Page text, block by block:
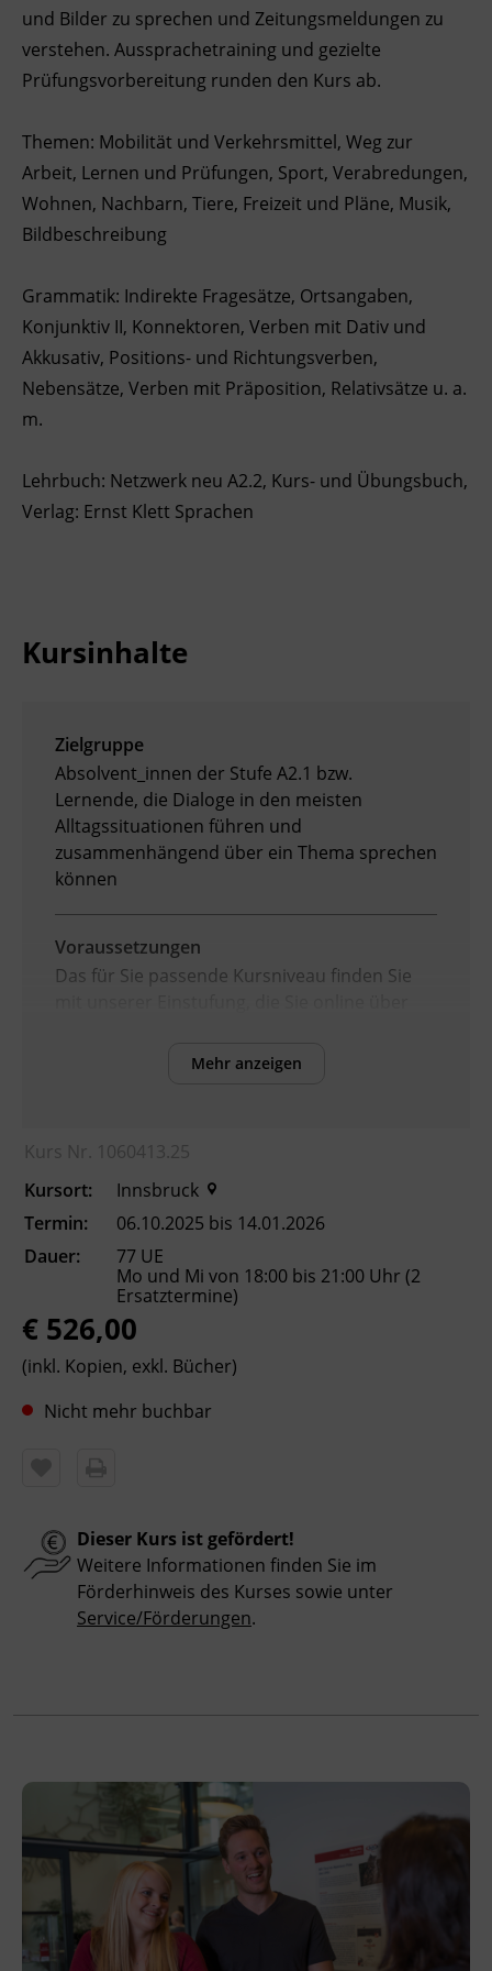
Ingenieurzertifizierung
BFI Reutte
BFI Schwaz
und Bilder zu sprechen und Zeitungsmeldungen zu
verstehen. Aussprachetraining und gezielte
Prüfungsvorbereitung runden den Kurs ab.
Themen: Mobilität und Verkehrsmittel, Weg zur
Arbeit, Lernen und Prüfungen, Sport, Verabredungen,
Wohnen, Nachbarn, Tiere, Freizeit und Pläne, Musik,
Bildbeschreibung
Grammatik: Indirekte Fragesätze, Ortsangaben,
Konjunktiv II, Konnektoren, Verben mit Dativ und
Akkusativ, Positions- und Richtungsverben,
Nebensätze, Verben mit Präposition, Relativsätze u. a.
m.
Lehrbuch: Netzwerk neu A2.2, Kurs- und Übungsbuch,
Verlag: Ernst Klett Sprachen
Kursinhalte
Zielgruppe
Absolvent_innen der Stufe A2.1 bzw.
Lernende, die Dialoge in den meisten
Alltagssituationen führen und
zusammenhängend über ein Thema sprechen
können
Voraussetzungen
Das für Sie passende Kursniveau finden Sie
sowie Erhöhung der Chancen am
Arbeitsmarkt
Kursformat
Präsenzunterricht
Leitung
Fachtrainer_in
Hinweis
Bitte beachten Sie, dass an offiziellen
österreichischen Feiertagen keine Kurse
stattfinden. Ausfallende Termine werden
BFI Tirol Bildungszentrum
Ing.-Etzel-Straße 7
6020 Innsbruck
Förderhinweis
Das Land Tirol fördert bis zu maximal 30 %
Mehr anzeigen
Kurs Nr. 1060413.25
Kursort:
Innsbruck
Termin:
06.10.2025 bis 14.01.2026
Dauer:
77 UE
Mo und Mi von 18:00 bis 21:00 Uhr (2
Ersatztermine)
€ 526,00
(inkl. Kopien, exkl. Bücher)
Nicht mehr buchbar
Dieser Kurs ist gefördert!
Weitere Informationen finden Sie im
Förderhinweis des Kurses sowie unter
Service/Förderungen.